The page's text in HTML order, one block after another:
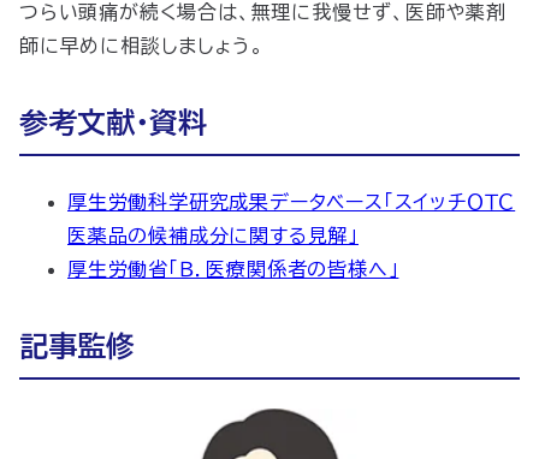
つらい頭痛が続く場合は、無理に我慢せず、医師や薬剤
師に早めに相談しましょう。
参考文献・資料
厚生労働科学研究成果データベース「スイッチＯＴＣ
医薬品の候補成分に関する見解」
厚生労働省「Ｂ．医療関係者の皆様へ」
記事監修